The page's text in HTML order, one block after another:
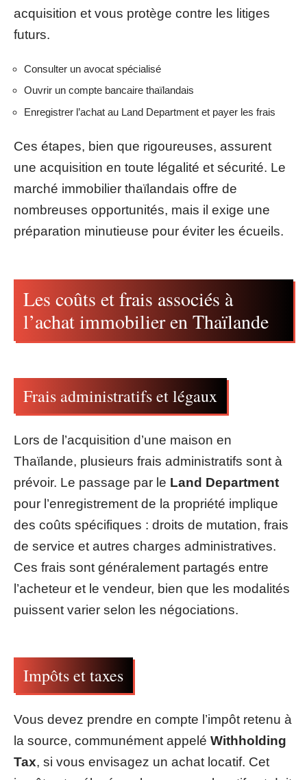
acquisition et vous protège contre les litiges
futurs.
Consulter un avocat spécialisé
Ouvrir un compte bancaire thaïlandais
Enregistrer l’achat au Land Department et payer les frais
Ces étapes, bien que rigoureuses, assurent
une acquisition en toute légalité et sécurité. Le
marché immobilier thaïlandais offre de
nombreuses opportunités, mais il exige une
préparation minutieuse pour éviter les écueils.
Les coûts et frais associés à
l’achat immobilier en Thaïlande
Frais administratifs et légaux
Lors de l’acquisition d’une maison en
Thaïlande, plusieurs frais administratifs sont à
prévoir. Le passage par le Land Department
pour l’enregistrement de la propriété implique
des coûts spécifiques : droits de mutation, frais
de service et autres charges administratives.
Ces frais sont généralement partagés entre
l’acheteur et le vendeur, bien que les modalités
puissent varier selon les négociations.
Impôts et taxes
Vous devez prendre en compte l’impôt retenu à
la source, communément appelé Withholding
Tax, si vous envisagez un achat locatif. Cet